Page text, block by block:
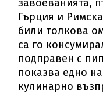
завоеванията,
Гърция и
били толкова
са го
подправен с
показва едно
кулинарно